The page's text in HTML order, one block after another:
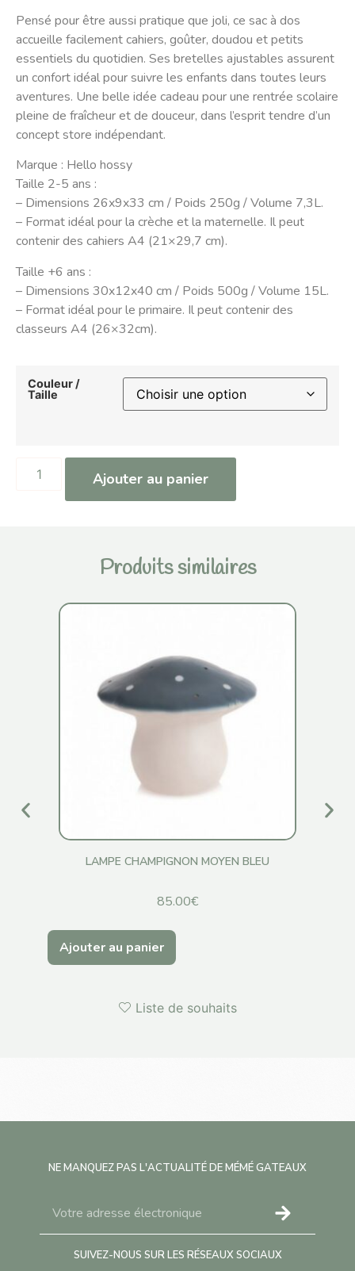
Pensé pour être aussi pratique que joli, ce sac à dos
accueille facilement cahiers, goûter, doudou et petits
essentiels du quotidien. Ses bretelles ajustables assurent
un confort idéal pour suivre les enfants dans toutes leurs
aventures. Une belle idée cadeau pour une rentrée scolaire
pleine de fraîcheur et de douceur, dans l’esprit tendre d’un
concept store indépendant.
Marque : Hello hossy
Taille 2-5 ans :
– Dimensions 26x9x33 cm / Poids 250g / Volume 7,3L.
– Format idéal pour la crèche et la maternelle. Il peut
contenir des cahiers A4 (21×29,7 cm).
Taille +6 ans :
– Dimensions 30x12x40 cm / Poids 500g / Volume 15L.
– Format idéal pour le primaire. Il peut contenir des
classeurs A4 (26×32cm).
Couleur /
Taille
Ajouter au panier
Produits similaires
LAMPE CHAMPIGNON MOYEN BLEU
85.00€
Ajouter au panier
Liste de souhaits
NE MANQUEZ PAS L'ACTUALITÉ DE MÉMÉ GATEAUX
SUIVEZ-NOUS SUR LES RÉSEAUX SOCIAUX